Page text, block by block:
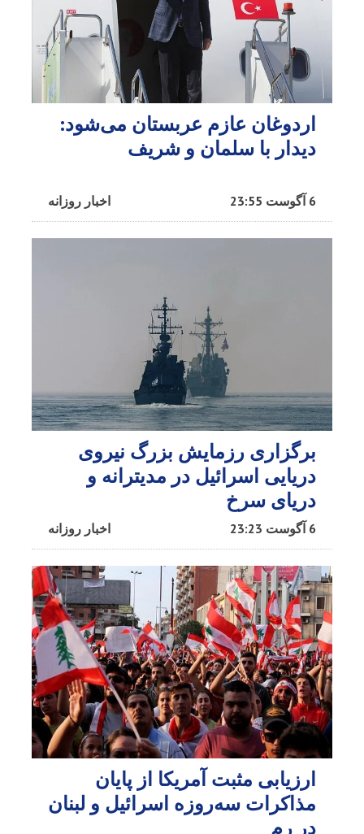
اردوغان عازم عربستان می‌شود:
دیدار با سلمان و شریف
اخبار روزانه 6 آگوست 23:55
برگزاری رزمایش بزرگ نیروی
دریایی اسرائیل در مدیترانه و
دریای سرخ​
اخبار روزانه 6 آگوست 23:23
ارزیابی مثبت آمریکا از پایان
مذاکرات سه‌روزه اسرائیل و لبنان
در رم